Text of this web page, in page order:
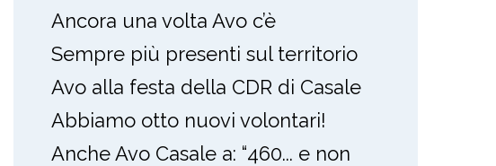
Ancora una volta Avo c’è
Sempre più presenti sul territorio
Avo alla festa della CDR di Casale
Abbiamo otto nuovi volontari!
Anche Avo Casale a: “460... e non